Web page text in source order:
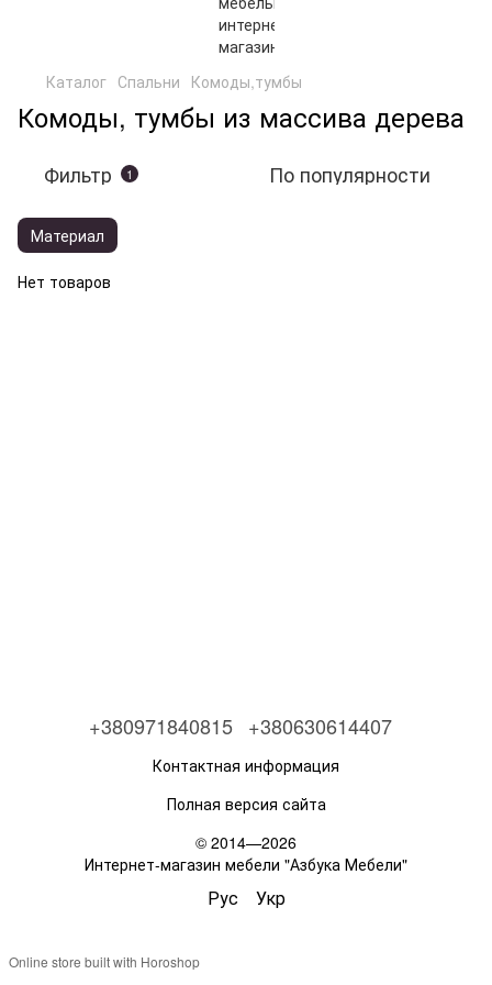
Каталог Спальни Комоды,тумбы
Комоды, тумбы из массива дерева
Фильтр 1 По популярности
Материал
Нет товаров
+380971840815 +380630614407
Контактная информация
Полная версия сайта
© 2014—2026
Интернет-магазин мебели "Азбука Мебели"
Рус Укр
Online store built with Horoshop